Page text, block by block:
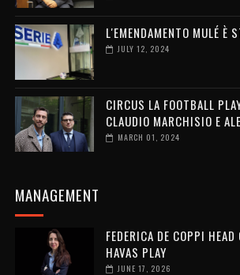
L'EMENDAMENTO MULÉ È
JULY 12, 2024
CIRCUS LA FOOTBALL
CLAUDIO MARCHISIO E
MARCH 01, 2024
MANAGEMENT
FEDERICA DE COPPI
HAVAS PLAY
JUNE 17, 2026